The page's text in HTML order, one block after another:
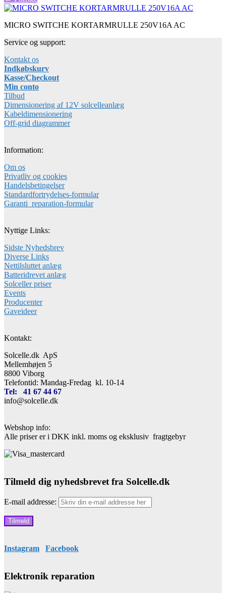
MICRO SWITCHE KORTARMRULLE 250V16A AC
Service og support:
Kontakt os
Indkøbskurv
Kasse/Checkout
Min conto
Tilbud
Dimensionering af 12V solcelleanlæg
Kabeldimensionering
Off-grid diagrammer
Information:
Om os
Privatliv og cookies
Handelsbetingelser
Standardfortrydelses-formular
Garanti_reparation-formular
Nyttige Links:
Sidste Nyhedsbrev
Diverse Links
Nettilsluttet anlæg
Batteridrevet anlæg
Solceller priser
Events
Producenter
Gaveideer
Kontakt:
Solcelle.dk ApS
Mellemhøjen 5
8800 Viborg
Telefontid: Mandag-Fredag kl. 10-14
Tel: 41 67 44 67
info@solcelle.dk
Webshop info:
Alle priser er i DKK inkl. moms og eksklusiv fragtgebyr
Tilmeld dig nyhedsbrevet fra Solcelle.dk
E-mail addresse:
Instagram Facebook
Elektronik reparation